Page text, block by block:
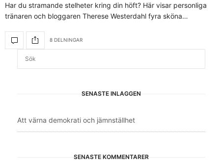
Har du stramande stelheter kring din höft? Här visar personliga
tränaren och bloggaren Therese Westerdahl fyra sköna…
8 DELNINGAR
SENASTE INLÄGGEN
Att värna demokrati och jämnställhet
SENASTE KOMMENTARER